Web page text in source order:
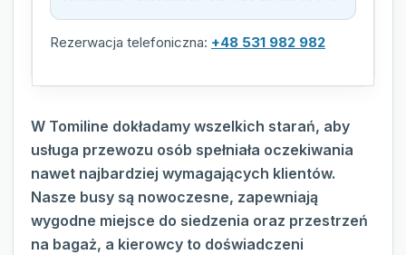
Rezerwacja telefoniczna: +48 531 982 982
W Tomiline dokładamy wszelkich starań, aby
usługa przewozu osób spełniała oczekiwania
nawet najbardziej wymagających klientów.
Nasze busy są nowoczesne, zapewniają
wygodne miejsce do siedzenia oraz przestrzeń
na bagaż, a kierowcy to doświadczeni